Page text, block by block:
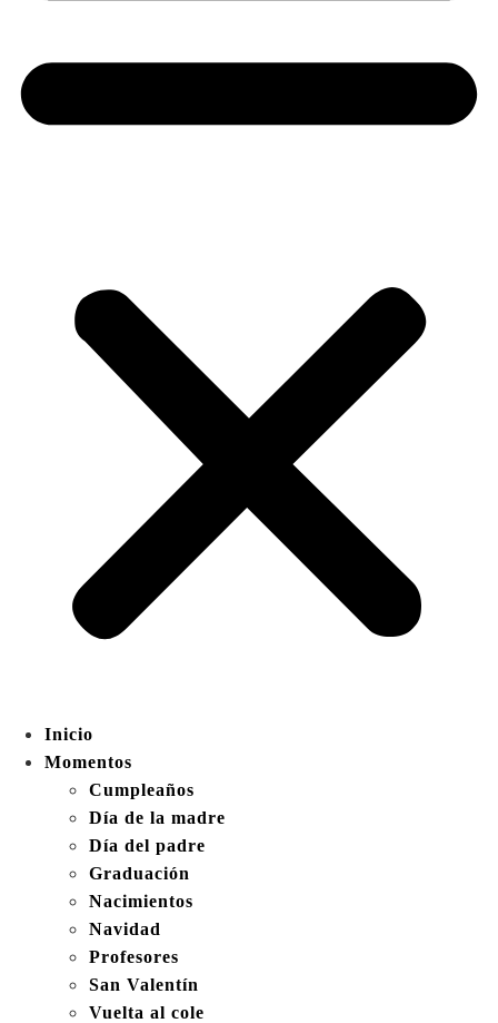
Inicio
Momentos
Cumpleaños
Día de la madre
Día del padre
Graduación
Nacimientos
Navidad
Profesores
San Valentín
Vuelta al cole